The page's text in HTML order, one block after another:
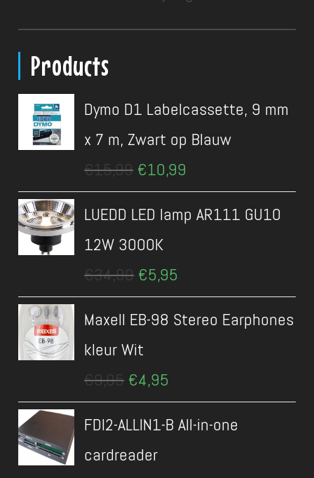
Products
Dymo D1 Labelcassette, 9 mm
x 7 m, Zwart op Blauw
€15,99 Oorspronkelijke
€15,99.
€10,99
€10,99.
LUEDD LED lamp AR111 GU10
12W 3000K
€34,90 Oorspronkelijke
€34,90.
€5,95
€5,95.
Maxell EB-98 Stereo Earphones
kleur Wit
€9,95 Oorspronkelijke
€9,95.
€4,95
€4,95.
FDI2-ALLIN1-B All-in-one
cardreader